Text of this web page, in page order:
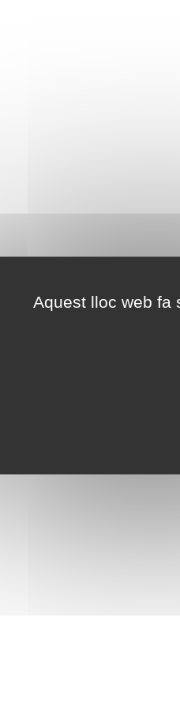
Aquest lloc web fa